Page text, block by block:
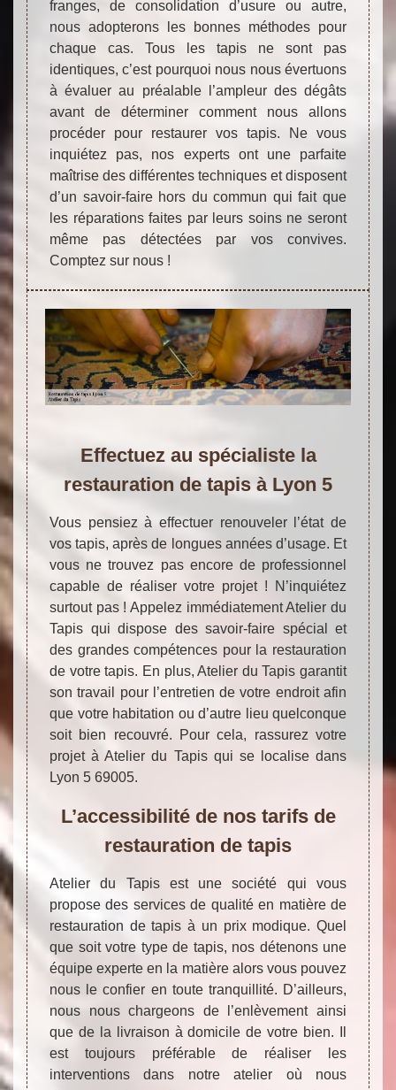
franges, de consolidation d’usure ou autre,
nous adopterons les bonnes méthodes pour
chaque cas. Tous les tapis ne sont pas
identiques, c’est pourquoi nous nous évertuons
à évaluer au préalable l’ampleur des dégâts
avant de déterminer comment nous allons
procéder pour restaurer vos tapis. Ne vous
inquiétez pas, nos experts ont une parfaite
maîtrise des différentes techniques et disposent
d’un savoir-faire hors du commun qui fait que
les réparations faites par leurs soins ne seront
même pas détectées par vos convives.
Comptez sur nous !
Effectuez au spécialiste la
restauration de tapis à Lyon 5
Vous pensiez à effectuer renouveler l’état de
vos tapis, après de longues années d’usage. Et
vous ne trouvez pas encore de professionnel
capable de réaliser votre projet ! N’inquiétez
surtout pas ! Appelez immédiatement Atelier du
Tapis qui dispose des savoir-faire spécial et
des grandes compétences pour la restauration
de votre tapis. En plus, Atelier du Tapis garantit
son travail pour l’entretien de votre endroit afin
que votre habitation ou d’autre lieu quelconque
soit bien recouvré. Pour cela, rassurez votre
projet à Atelier du Tapis qui se localise dans
Lyon 5 69005.
L’accessibilité de nos tarifs de
restauration de tapis
Atelier du Tapis est une société qui vous
propose des services de qualité en matière de
restauration de tapis à un prix modique. Quel
que soit votre type de tapis, nos détenons une
équipe experte en la matière alors vous pouvez
nous le confier en toute tranquillité. D’ailleurs,
nous nous chargeons de l’enlèvement ainsi
que de la livraison à domicile de votre bien. Il
est toujours préférable de réaliser les
interventions dans notre atelier où nous